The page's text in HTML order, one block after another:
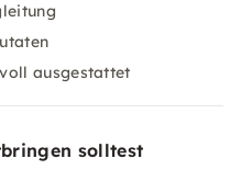
ausgestattet
solltest